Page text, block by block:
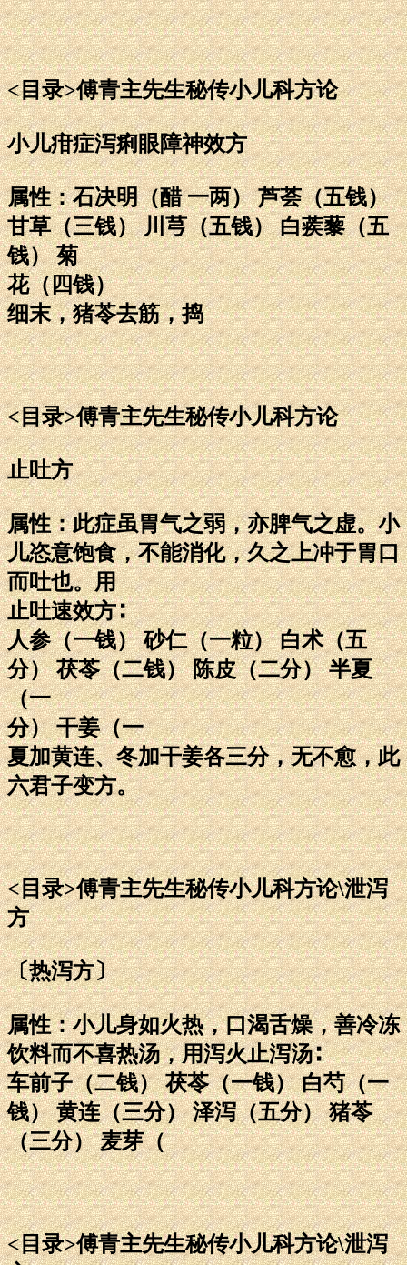
<目录>傅青主先生秘传小儿科方论
小儿疳症泻痢眼障神效方
属性：石决明（醋 一两） 芦荟（五钱）
甘草（三钱） 川芎（五钱） 白蒺藜（五
钱） 菊
花（四钱）
细末，猪苓去筋，捣
<目录>傅青主先生秘传小儿科方论
止吐方
属性：此症虽胃气之弱，亦脾气之虚。小
儿恣意饱食，不能消化，久之上冲于胃口
而吐也。用
止吐速效方∶
人参（一钱） 砂仁（一粒） 白术（五
分） 茯苓（二钱） 陈皮（二分） 半夏
（一
分） 干姜（一
夏加黄连、冬加干姜各三分，无不愈，此
六君子变方。
<目录>傅青主先生秘传小儿科方论\泄泻
方
〔热泻方〕
属性：小儿身如火热，口渴舌燥，善冷冻
饮料而不喜热汤，用泻火止泻汤∶
车前子（二钱） 茯苓（一钱） 白芍（一
钱） 黄连（三分） 泽泻（五分） 猪苓
（三分） 麦芽（
<目录>傅青主先生秘传小儿科方论\泄泻